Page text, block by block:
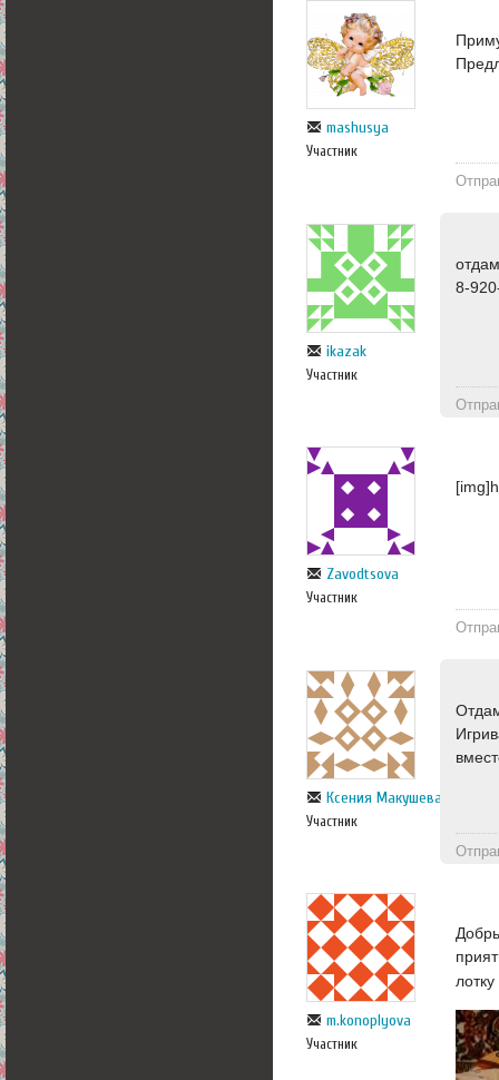
mashusya
Участник
ikazak
Участник
8-
Zavodtsova
Участник
Ксения Макушева
Участник
m.konoplyova
Участник